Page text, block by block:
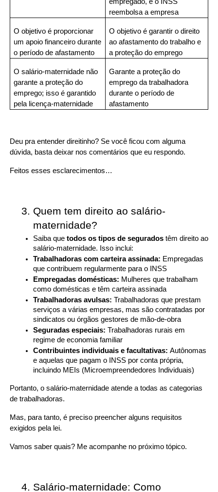
reembolsa a empresa
O objetivo é proporcionar
um apoio financeiro durante
o período de afastamento
O objetivo é garantir o direito
ao afastamento do trabalho e
a proteção do emprego
O salário-maternidade não
garante a proteção do
emprego; isso é garantido
pela licença-maternidade
Garante a proteção do
emprego da trabalhadora
durante o período de
afastamento
Deu pra entender direitinho? Se você ficou com alguma
dúvida, basta deixar nos comentários que eu respondo.
Feitos esses esclarecimentos…
Quem tem direito ao salário-
maternidade?
Saiba que todos os tipos de segurados têm direito ao
salário-maternidade. Isso inclui:
Trabalhadoras com carteira assinada: Empregadas
que contribuem regularmente para o INSS
Empregadas domésticas: Mulheres que trabalham
como domésticas e têm carteira assinada
Trabalhadoras avulsas: Trabalhadoras que prestam
serviços a várias empresas, mas são contratadas por
sindicatos ou órgãos gestores de mão-de-obra
Seguradas especiais: Trabalhadoras rurais em
regime de economia familiar
Contribuintes individuais e facultativas: Autônomas
e aquelas que pagam o INSS por conta própria,
incluindo MEIs (Microempreendedores Individuais)
Portanto, o salário-maternidade atende a todas as categorias
de trabalhadoras.
Mas, para tanto, é preciso preencher alguns requisitos
exigidos pela lei.
Vamos saber quais? Me acompanhe no próximo tópico.
Salário-maternidade: Como